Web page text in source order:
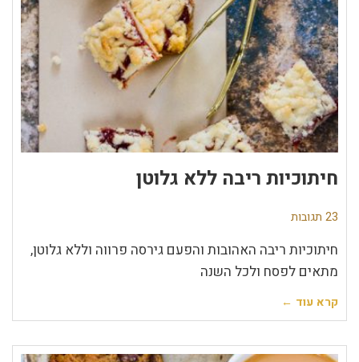
חיתוכיות ריבה ללא גלוטן
23 תגובות
חיתוכיות ריבה האהובות והפעם גירסה פרווה וללא גלוטן,
מתאים לפסח ולכל השנה
קרא עוד ←